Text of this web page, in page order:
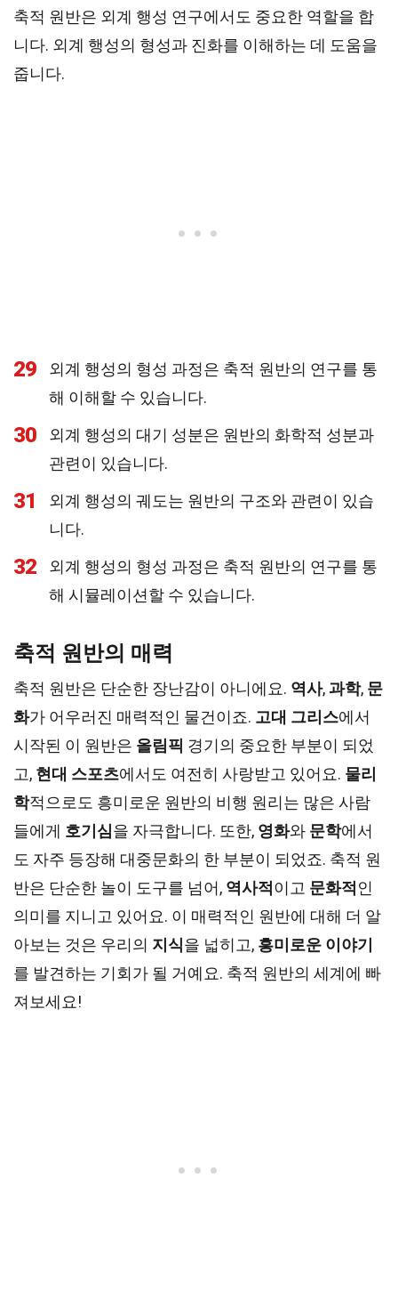
축적 원반은 외계 행성 연구에서도 중요한 역할을 합
니다. 외계 행성의 형성과 진화를 이해하는 데 도움을
줍니다.
29
외계 행성의 형성 과정은 축적 원반의 연구를 통
해 이해할 수 있습니다.
30
외계 행성의 대기 성분은 원반의 화학적 성분과
관련이 있습니다.
31
외계 행성의 궤도는 원반의 구조와 관련이 있습
니다.
32
외계 행성의 형성 과정은 축적 원반의 연구를 통
해 시뮬레이션할 수 있습니다.
축적 원반의 매력
축적 원반은 단순한 장난감이 아니에요. 역사, 과학, 문
화가 어우러진 매력적인 물건이죠. 고대 그리스에서
시작된 이 원반은 올림픽 경기의 중요한 부분이 되었
고, 현대 스포츠에서도 여전히 사랑받고 있어요. 물리
학적으로도 흥미로운 원반의 비행 원리는 많은 사람
들에게 호기심을 자극합니다. 또한, 영화와 문학에서
도 자주 등장해 대중문화의 한 부분이 되었죠. 축적 원
반은 단순한 놀이 도구를 넘어, 역사적 이고 문화적 인
의미를 지니고 있어요. 이 매력적인 원반에 대해 더 알
아보는 것은 우리의 지식을 넓히고, 흥미로운 이야기
를 발견하는 기회가 될 거예요. 축적 원반의 세계에 빠
져보세요!